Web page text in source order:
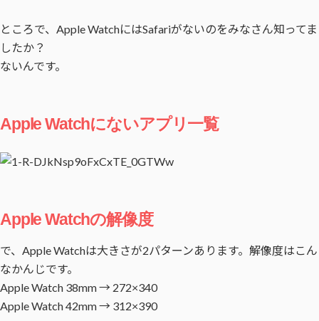
ところで、Apple WatchにはSafariがないのをみなさん知ってま
したか？
ないんです。
Apple Watchにないアプリ一覧
Apple Watchの解像度
で、Apple Watchは大きさが2パターンあります。解像度はこん
なかんじです。
Apple Watch 38mm → 272×340
Apple Watch 42mm → 312×390